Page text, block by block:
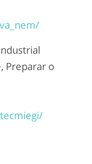
Preparar o